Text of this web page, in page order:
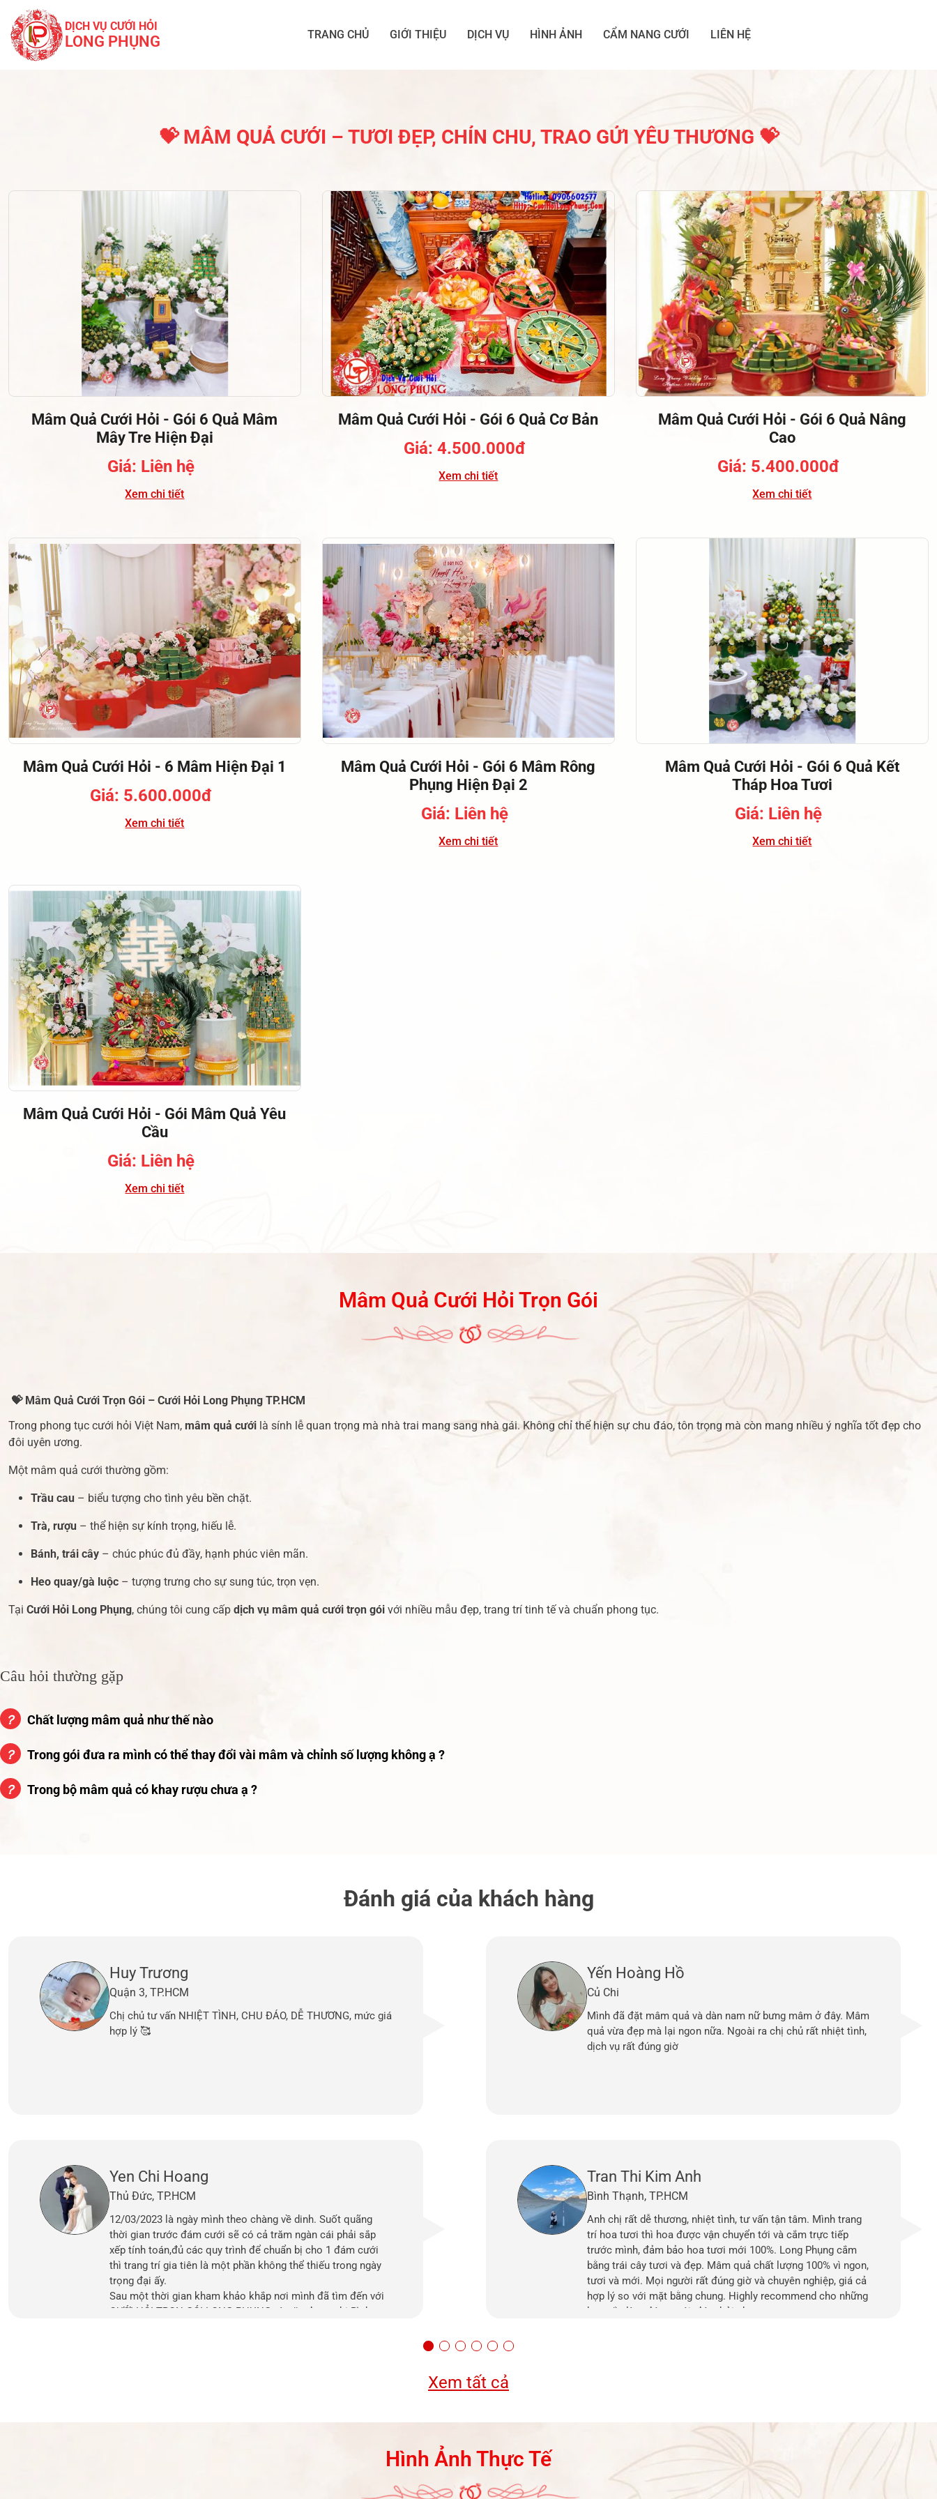
DỊCH VỤ CƯỚI HỎI
LONG PHỤNG TRANG CHỦ GIỚI THIỆU DỊCH VỤ HÌNH ẢNH CẨM NANG CƯỚI LIÊN HỆ
💝 MÂM QUẢ CƯỚI – TƯƠI ĐẸP, CHỈN CHU, TRAO GỬI YÊU THƯƠNG 💝
Mâm Quả Cưới Hỏi - Gói 6 Quả Mâm
Mây Tre Hiện Đại
Giá: Liên hệ
Xem chi tiết
Mâm Quả Cưới Hỏi - Gói 6 Quả Cơ Bản
Giá: 4.500.000đ
Xem chi tiết
Mâm Quả Cưới Hỏi - Gói 6 Quả Nâng
Cao
Giá: 5.400.000đ
Xem chi tiết
Mâm Quả Cưới Hỏi - 6 Mâm Hiện Đại 1
Giá: 5.600.000đ
Xem chi tiết
Mâm Quả Cưới Hỏi - Gói 6 Mâm Rông
Phụng Hiện Đại 2
Giá: Liên hệ
Xem chi tiết
Mâm Quả Cưới Hỏi - Gói 6 Quả Kết
Tháp Hoa Tươi
Giá: Liên hệ
Xem chi tiết
Mâm Quả Cưới Hỏi - Gói Mâm Quả Yêu
Cầu
Giá: Liên hệ
Xem chi tiết
Mâm Quả Cưới Hỏi Trọn Gói
💝 Mâm Quả Cưới Trọn Gói – Cưới Hỏi Long Phụng TP.HCM
Trong phong tục cưới hỏi Việt Nam, mâm quả cưới là sính lễ quan trọng mà nhà trai mang sang nhà gái. Không chỉ thể hiện sự chu đáo, tôn trọng mà còn mang nhiều ý nghĩa tốt đẹp cho
đôi uyên ương.
Một mâm quả cưới thường gồm:
Trầu cau – biểu tượng cho tình yêu bền chặt.
Trà, rượu – thể hiện sự kính trọng, hiếu lễ.
Bánh, trái cây – chúc phúc đủ đầy, hạnh phúc viên mãn.
Heo quay/gà luộc – tượng trưng cho sự sung túc, trọn vẹn.
Tại Cưới Hỏi Long Phụng, chúng tôi cung cấp dịch vụ mâm quả cưới trọn gói với nhiều mẫu đẹp, trang trí tinh tế và chuẩn phong tục.
Câu hỏi thường gặp
？ Chất lượng mâm quả như thế nào
？ Trong gói đưa ra mình có thể thay đổi vài mâm và chỉnh số lượng không ạ ?
？ Trong bộ mâm quả có khay rượu chưa ạ ?
Đánh giá của khách hàng
Huy Trương
Quận 3, TP.HCM
Chị chủ tư vấn NHIỆT TÌNH, CHU ĐÁO, DỄ THƯƠNG, mức giá
hợp lý 🥰
Yen Chi Hoang
Thủ Đức, TP.HCM
12/03/2023 là ngày mình theo chàng về dinh. Suốt quãng
thời gian trước đám cưới sẽ có cả trăm ngàn cái phải sắp
xếp tính toán,đủ các quy trình để chuẩn bị cho 1 đám cưới
thì trang trí gia tiên là một phần không thể thiếu trong ngày
trọng đại ấy.
Sau một thời gian kham khảo khắp nơi mình đã tìm đến với
CƯỚI HỎI TRỌN GÓI LONG PHỤNG và gặp được chị Bình tư
Yến Hoàng Hồ
Củ Chi
Mình đã đặt mâm quả và dàn nam nữ bưng mâm ở đây. Mâm
quả vừa đẹp mà lại ngon nữa. Ngoài ra chị chủ rất nhiệt tình,
dịch vụ rất đúng giờ
Tran Thi Kim Anh
Bình Thạnh, TP.HCM
Anh chị rất dễ thương, nhiệt tình, tư vấn tận tâm. Mình trang
trí hoa tươi thì hoa được vận chuyển tới và cắm trực tiếp
trước mình, đảm bảo hoa tươi mới 100%. Long Phụng cắm
bằng trái cây tươi và đẹp. Mâm quả chất lượng 100% vì ngon,
tươi và mới. Mọi người rất đúng giờ và chuyên nghiệp, giá cả
hợp lý so với mặt bằng chung. Highly recommend cho những
bạn sắp làm đám cưới, đám hỏi nha.
Xem tất cả
Hình Ảnh Thực Tế